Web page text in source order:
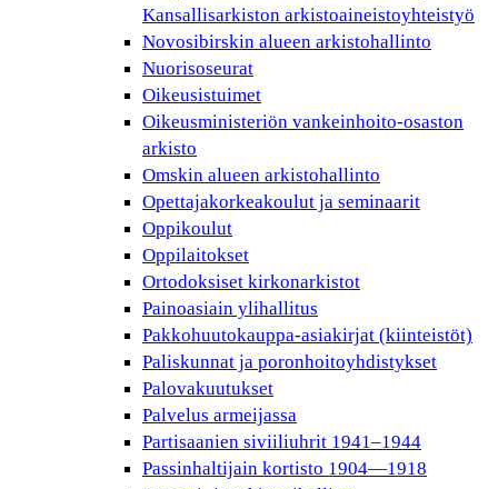
Kansallisarkiston arkistoaineistoyhteistyö
Novosibirskin alueen arkistohallinto
Nuorisoseurat
Oikeusistuimet
Oikeusministeriön vankeinhoito-osaston
arkisto
Omskin alueen arkistohallinto
Opettajakorkeakoulut ja seminaarit
Oppikoulut
Oppilaitokset
Ortodoksiset kirkonarkistot
Painoasiain ylihallitus
Pakkohuutokauppa-asiakirjat (kiinteistöt)
Paliskunnat ja poronhoitoyhdistykset
Palovakuutukset
Palvelus armeijassa
Partisaanien siviiliuhrit 1941–1944
Passinhaltijain kortisto 1904—1918